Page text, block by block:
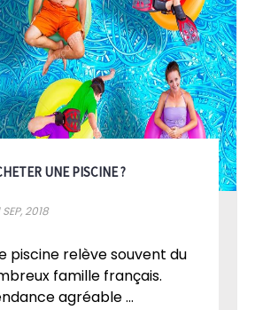
UNE PISCINE ?
SEP, 2018
piscine relève souvent du
famille français.
agréable ...